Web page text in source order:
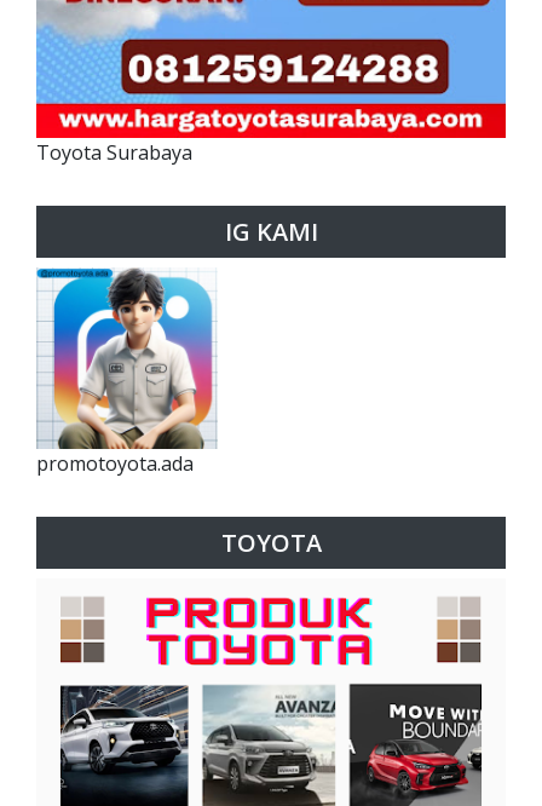
Toyota Surabaya
IG KAMI
promotoyota.ada
TOYOTA